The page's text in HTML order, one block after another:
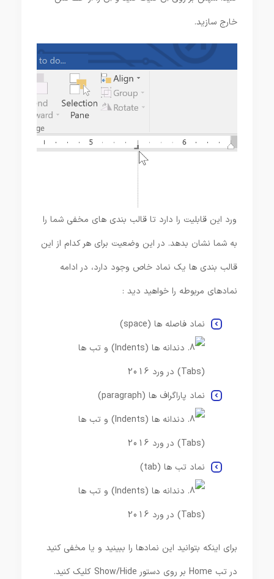
خارج سازید.
ورد این قابلیت را دارد تا قالب بندی های مخفی شما را
به شما نشان بدهد. در این وضعیت برای هر کدام از این
قالب بندی ها یک نماد خاص وجود دارد، در ادامه
نمادهای مربوطه را خواهید دید :
نماد فاصله ها (space)
نماد پاراگراف ها (paragraph)
نماد تب ها (tab)
برای اینکه بتوانید این نمادها را ببینید و یا مخفی کنید
در تب Home بر روی دستور Show/Hide کلیک کنید.